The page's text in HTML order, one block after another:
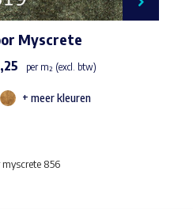
Myscrete
per m² (excl. btw)
Dit
+ meer kleuren
856